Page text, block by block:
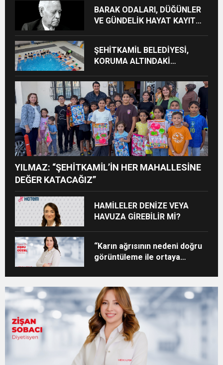
BARAK ODALARI, DÜĞÜNLER
VE GÜNDELİK HAYAT KAYIT
ŞEHİTKAMİL BELEDİYESİ,
KORUMA ALTINDAKİ
BULUŞTURUYOR
YILMAZ: “ŞEHİTKAMİL’İN HER MAHALLESİNE
DEĞER KATACAĞIZ”
HAMİLELER DENİZE VEYA
HAVUZA GİREBİLİR Mİ?
“Karın ağrısının nedeni doğru
görüntüleme ile ortaya